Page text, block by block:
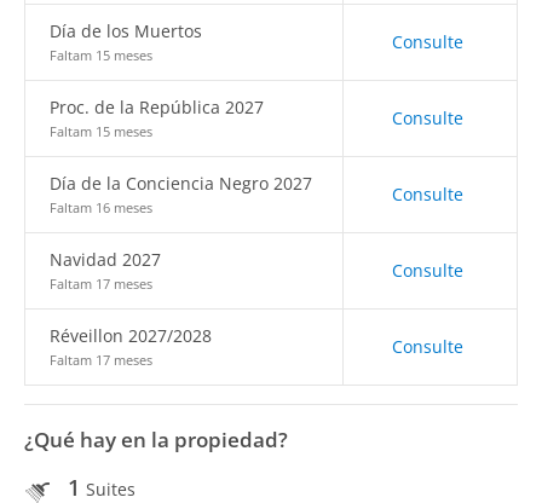
Día de los Muertos
Faltam 15 meses
Consulte
Proc. de la República 2027
Faltam 15 meses
Consulte
Día de la Conciencia Negro 2027
Faltam 16 meses
Consulte
Navidad 2027
Faltam 17 meses
Consulte
Réveillon 2027/2028
Faltam 17 meses
Consulte
¿Qué hay en la propiedad?
1 Suites